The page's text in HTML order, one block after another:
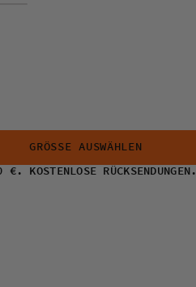
GRÖSSE AUSWÄHLEN
KOSTENLOSE RÜCKSENDUNGEN.